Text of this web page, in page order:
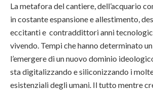
La metafora del cantiere, dell’acquario
in costante espansione e allestimento,
eccitanti e contraddittori anni
vivendo. Tempi che hanno determinato
l’emergere di un nuovo dominio
sta digitalizzando e siliconizzando i
esistenziali degli umani. Il tutto mentre